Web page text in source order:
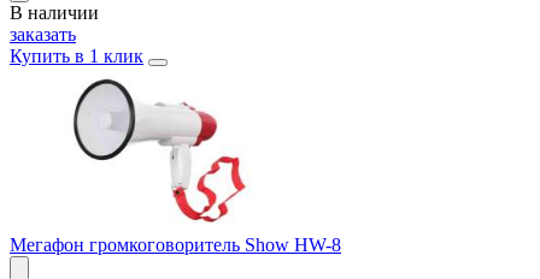
В наличии
заказать
Купить в 1 клик
Мегафон громкоговоритель Show HW-8